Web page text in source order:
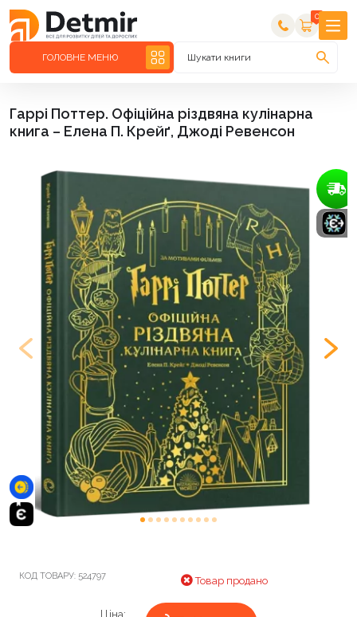
0
ГОЛОВНЕ МЕНЮ Шукати книги
Гаррі Поттер. Офіційна різдвяна кулінарна
книга – Елена П. Крейґ, Джоді Ревенсон
КОД ТОВАРУ: 524797 Товар продано